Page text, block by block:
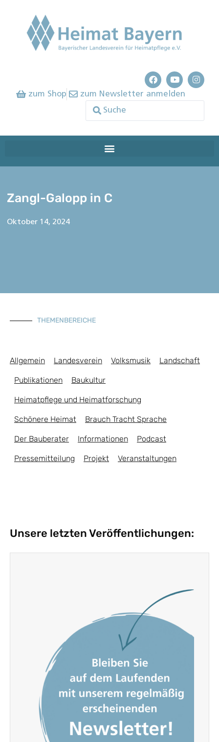
zum Shop zum Newsletter anmelden
Zangl-Galopp in C
Oktober 14, 2024
THEMENBEREICHE
Allgemein Landesverein Volksmusik Landschaft
Publikationen Baukultur
Heimatpflege und Heimatforschung
Schönere Heimat Brauch Tracht Sprache
Der Bauberater Informationen Podcast
Pressemitteilung Projekt Veranstaltungen
Unsere letzten Veröffentlichungen: